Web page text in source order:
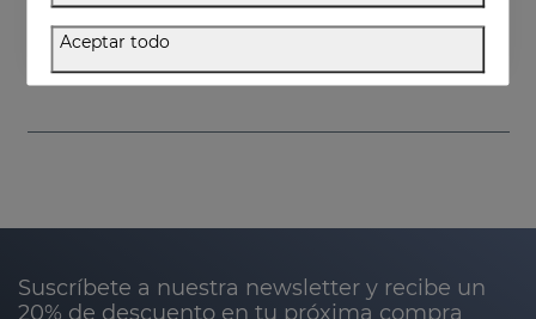
Tratamiento intensivo de choque de las estrías instaladas (de color blanco nacarado).
34.95 €
Previene y mejora las estrías
Suscríbete a nuestra newsletter y recibe un
20% de descuento en tu próxima compra
Aceptar todo